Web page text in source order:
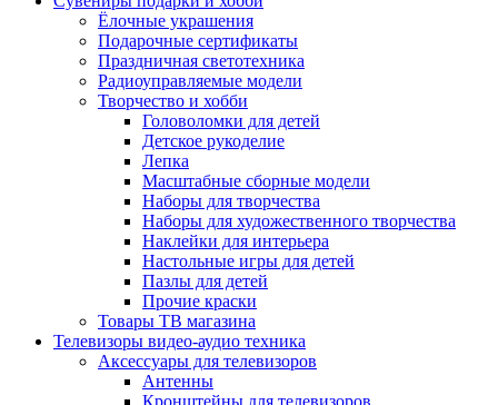
Ёлочные украшения
Подарочные сертификаты
Праздничная светотехника
Радиоуправляемые модели
Творчество и хобби
Головоломки для детей
Детское рукоделие
Лепка
Масштабные сборные модели
Наборы для творчества
Наборы для художественного творчества
Наклейки для интерьера
Настольные игры для детей
Пазлы для детей
Прочие краски
Товары ТВ магазина
Телевизоры видео-аудио техника
Аксессуары для телевизоров
Антенны
Кронштейны для телевизоров